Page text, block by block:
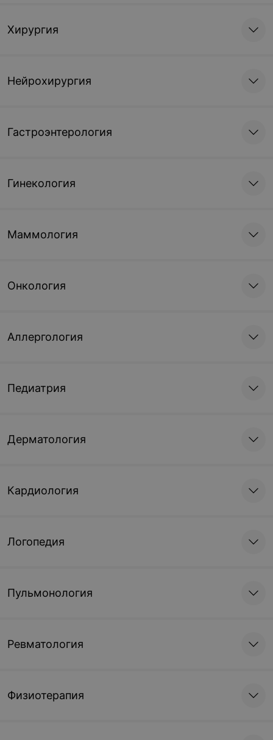
Хирургия
Нейрохирургия
Гастроэнтерология
Гинекология
Маммология
Онкология
Аллергология
Педиатрия
Дерматология
Кардиология
Логопедия
Пульмонология
Ревматология
Физиотерапия